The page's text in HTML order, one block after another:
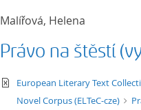
Malířová, Helena
Právo na štěstí
text/xml
European Literary Text
Novel Corpus (ELTeC-cze)